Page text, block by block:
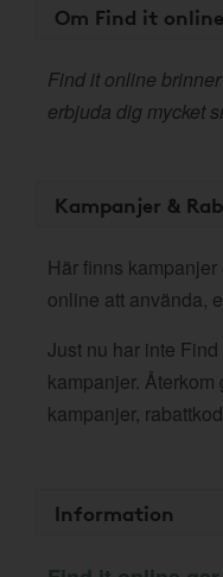
Om Find it online
Find it online
erbjuda dig mycket
Kampanjer &
Här finns
online att använda,
Just nu har inte
kampanjer. Återkom
kampanjer,
Information